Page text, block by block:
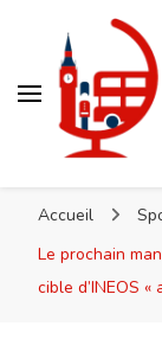
Accueil
Le prochain
cible d’INEOS